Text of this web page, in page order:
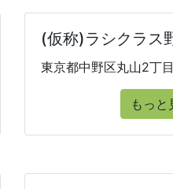
(仮称)ラシクラス
東京都中野区丸山2丁
もっと